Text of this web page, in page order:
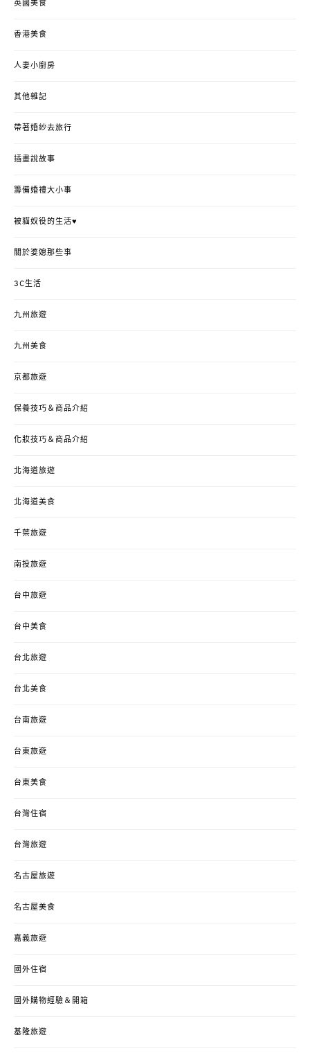
英國美食
香港美食
人妻小廚房
其他雜記
帶著婚紗去旅行
插畫說故事
籌備婚禮大小事
被貓奴役的生活♥
關於婆媳那些事
3C生活
九州旅遊
九州美食
京都旅遊
保養技巧＆商品介紹
化妝技巧＆商品介紹
北海道旅遊
北海道美食
千葉旅遊
南投旅遊
台中旅遊
台中美食
台北旅遊
台北美食
台南旅遊
台東旅遊
台東美食
台灣住宿
台灣旅遊
名古屋旅遊
名古屋美食
嘉義旅遊
國外住宿
國外購物經驗＆開箱
基隆旅遊